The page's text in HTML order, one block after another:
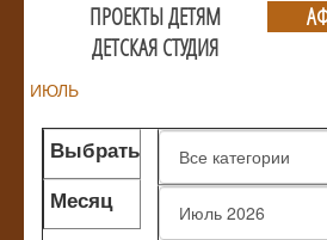
ПРОЕКТЫ ДЕТЯМ
ДЕТСКАЯ СТУДИЯ
ИЮЛЬ
Выбрать
жанр
Месяц